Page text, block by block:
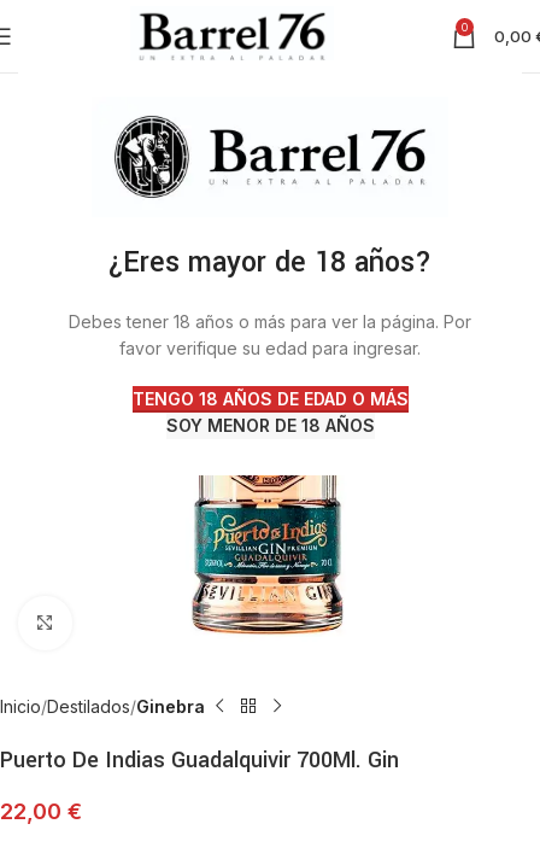
¿Eres mayor de 18 años?
Debes tener 18 años o más para ver la página. Por
favor verifique su edad para ingresar.
TENGO 18 AÑOS DE EDAD O MÁS
SOY MENOR DE 18 AÑOS
0 0,00
Haga Click para agrandar
Inicio Destilados Ginebra
Puerto De Indias Guadalquivir 700Ml. Gin
22,00 €